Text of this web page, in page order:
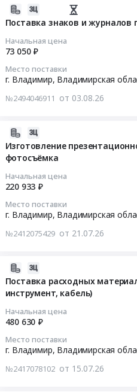
Поставка знаков и журналов
Начальная цена
73 050 ₽
Место поставки
г. Владимир, Владимирская
№2494046911 от 03.08.26
Изготовление
фотосъёмка
Начальная цена
220 933 ₽
Место поставки
г. Владимир, Владимирская
№2412075429 от 21.07.26
Поставка расходных
инструмент, кабель)
Начальная цена
480 630 ₽
Место поставки
г. Владимир, Владимирская
№2417078102 от 15.07.26